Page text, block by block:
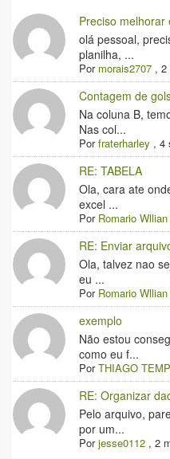
Preciso melhorar
olá pessoal,
planilha, ...
Por morais2707 ,2
Contagem de
Na coluna B,
Nas col...
Porfraterharley ,4
RE: TABELA
Ola, cara ate
excel ...
Por Romario
RE: Enviar
Ola, talvez nao
eu ...
Por Romario
exemplo
Não estou
como eu f...
PorTHIAGO
RE: Organizar
Pelo arquivo,
por um...
Porjesse0112 ,2